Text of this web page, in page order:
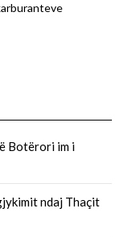
Botërori im i
ndaj Thaçit